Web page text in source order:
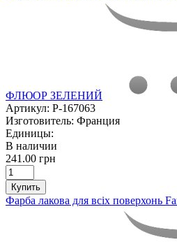
ФЛЮОР ЗЕЛЕНИЙ
Артикул: P-167063
Изготовитель: Франция
Единицы:
В наличии
241.00 грн
Купить
Фарба лакова для всіх поверхонь